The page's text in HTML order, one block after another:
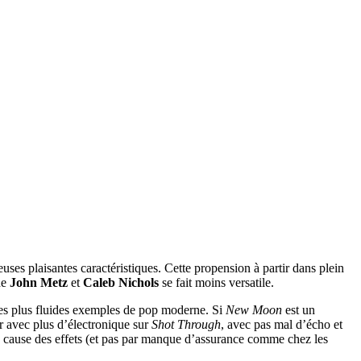
plaisantes caractéristiques. Cette propension à partir dans plein
John Metz et Caleb Nichols se fait moins versatile.
plus fluides exemples de pop moderne. Si New Moon est un
avec plus d’électronique surShot Through, avec pas mal d’écho et
des effets (et pas par manque d’assurance comme chez les